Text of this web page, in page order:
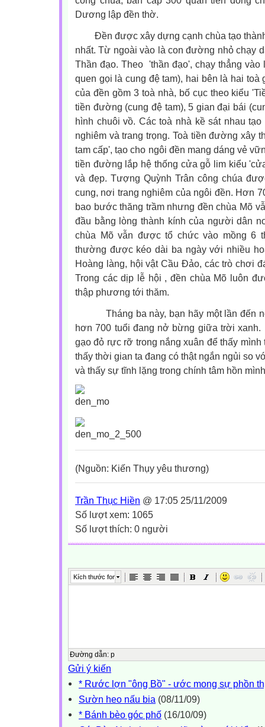
Dương lập đền thờ.
Đền được xây dựng cạnh chùa tạo
nhất. Từ ngoài vào là con đường nhỏ chạy
Thần đạo. Theo 'thần đạo', chạy thẳng
quen gọi là cung đệ tam), hai bên là hai toà
của đền gồm 3 toà nhà, bố cục theo kiểu
tiền đường (cung đệ tam), 5 gian đại bái
hình chuôi vồ. Các toà nhà kề sát nhau
nghiêm và trang trọng. Toà tiền đường xây
tam cấp', tạo cho ngôi đền mang dáng vẻ
tiền đường lắp hệ thống cửa gỗ lim kiểu
và đẹp. Tượng Quỳnh Trân công chúa
cung, nơi trang nghiêm của ngôi đền. Hơn
bao bước thăng trầm nhưng đền chùa Mõ
đầu bằng lòng thành kính của người dân
chùa Mõ vẫn được tổ chức vào mồng 6
thường được kéo dài ba ngày với nhiều
Hoàng làng, hội vật Cầu Đảo, các trò chơi
Trong các dịp lễ hội , đền chùa Mõ luôn
thập phương tới thăm.
Tháng ba này, bạn hãy một lần đến
hơn 700 tuổi đang nở bừng giữa trời xanh.
gạo đỏ rực rỡ trong nắng xuân để thấy
thấy thời gian ta đang có thật ngắn ngủi so
và thấy sự tĩnh lặng trong chính tâm hồn
(Nguồn: Kiến Thụy yêu thương)
Trần Thục Hiền @ 17:05 25/11/2009
Số lượt xem: 1065
Số lượt thích: 0 người
Kích thước font
Đường dẫn: p
Gửi ý kiến
* Rước lợn "ông Bồ" - ước mong sự phồn
Sườn heo nấu bia (08/11/09)
* Bánh bèo góc phố (16/10/09)